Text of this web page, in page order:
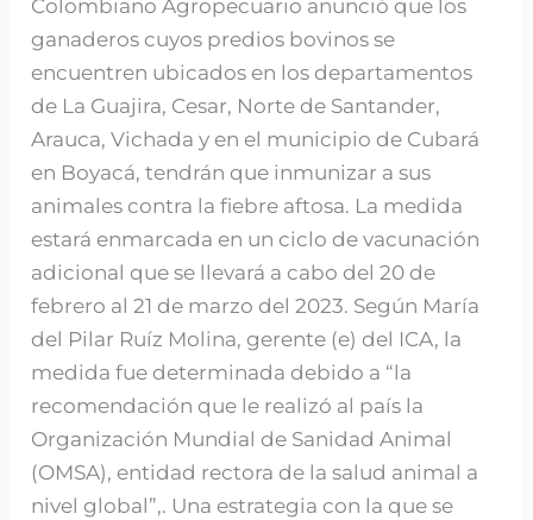
Colombiano Agropecuario anunció que los
ganaderos cuyos predios bovinos se
encuentren ubicados en los departamentos
de La Guajira, Cesar, Norte de Santander,
Arauca, Vichada y en el municipio de Cubará
en Boyacá, tendrán que inmunizar a sus
animales contra la fiebre aftosa. La medida
estará enmarcada en un ciclo de vacunación
adicional que se llevará a cabo del 20 de
febrero al 21 de marzo del 2023. Según María
del Pilar Ruíz Molina, gerente (e) del ICA, la
medida fue determinada debido a “la
recomendación que le realizó al país la
Organización Mundial de Sanidad Animal
(OMSA), entidad rectora de la salud animal a
nivel global”,. Una estrategia con la que se